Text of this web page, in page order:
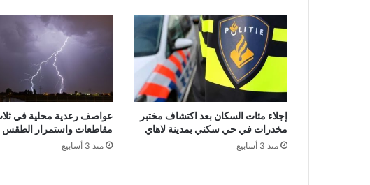
إجلاء مئات السكان بعد اكتشاف مختبر
مخدرات في حي سكني بمدينة لاهاي
منذ 3 أسابيع
عواصف رعدية محلية في
مقاطعات واستمرار الطقس
منذ 3 أسابيع